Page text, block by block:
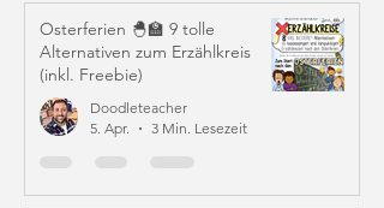
Osterferien 🐣🏫 9 tolle
Alternativen zum Erzählkreis
(inkl. Freebie)
Doodleteacher
5. Apr.
3 Min. Lesezeit